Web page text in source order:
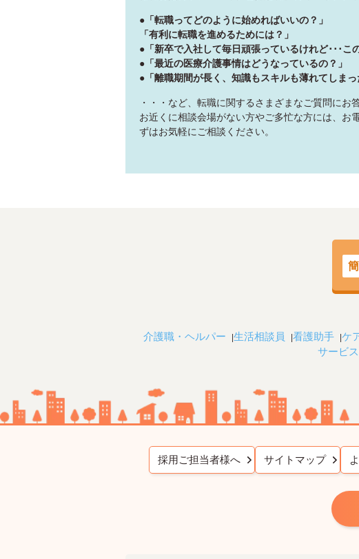
●「転職ってどのように始めればいいの？」
「有利に転職を進めるためには？」
●「新卒で入社して毎日頑張っているけれど･･･こ
●「最近の医療介護事情はどうなっているの？」
●「離職期間が長く、知識もスキルも薄れてしまっ
・・・など、転職に関するさまざまなご質問にお
お近くに相談会場がない方やご多忙な方には、お
ずはお気軽にご相談ください。
介護職・ヘルパー 生活相談員 看護助手 ケ
サービ
採用ご担当者様へ サイトマップ